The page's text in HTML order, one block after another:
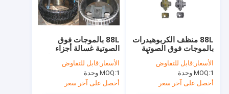
88L بالموجات فوق
الصوتية غسالة أجزاء
الطائرة منظف بالموجات
فوق الصوتية
الأسعار:قابل للتفاوض
MOQ:1 وحدة
أحصل على آخر سعر
88L منظف الكربوهيدرات
بالموجات فوق الصوتية
الفولاذ المقاوم للصدأ
غسالة بالموجات فوق
الصوتية
الأسعار:قابل للتفاوض
MOQ:1 وحدة
أحصل على آخر سعر